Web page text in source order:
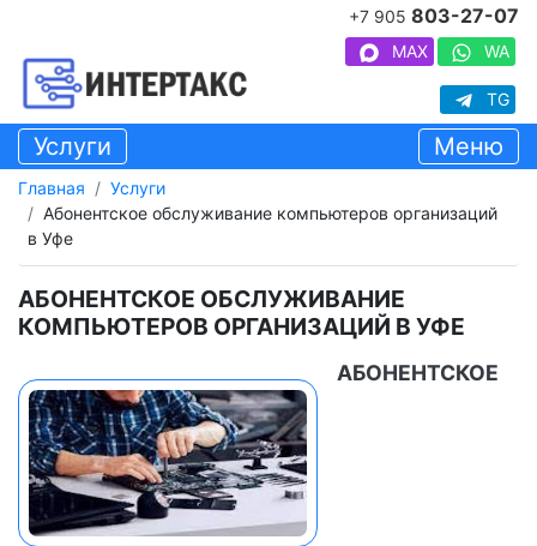
+7 905 803-27-07
MAX WA
TG
Услуги Меню
Главная
Услуги
Абонентское обслуживание компьютеров организаций
в Уфе
АБОНЕНТСКОЕ ОБСЛУЖИВАНИЕ
КОМПЬЮТЕРОВ ОРГАНИЗАЦИЙ В УФЕ
АБОНЕНТСКОЕ